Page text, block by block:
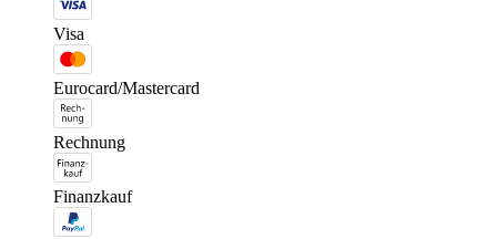
Visa
Eurocard/Mastercard
Rechnung
Finanzkauf